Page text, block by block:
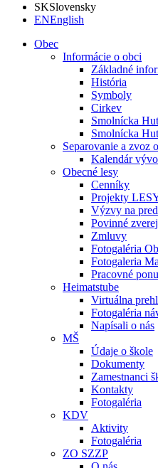
SKSlovensky
ENEnglish
Obec
Informácie o obci
Základné
História
Symboly
Cirkev
Smolnícka
Smolnícka
Separovanie a zvoz
Kalendár
Obecné lesy
Cenníky
Projekty
Výzvy na
Povinné
Zmluvy
Fotogaléria
Fotogaleria
Pracovné
Heimatstube
Virtuálna
Fotogaléria
Napísali o nás
MŠ
Údaje o škole
Dokumenty
Zamestnanci
Kontakty
Fotogaléria
KDV
Aktivity
Fotogaléria
ZO SZZP